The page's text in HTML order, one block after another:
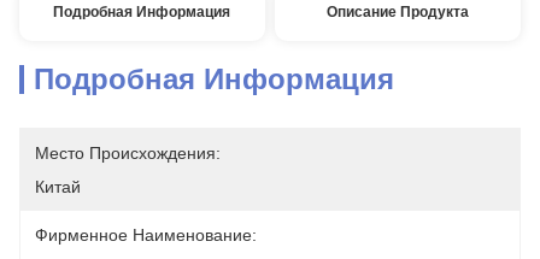
Подробная Информация Описание Продукта
Подробная Информация
Место Происхождения:
Китай
Фирменное Наименование: